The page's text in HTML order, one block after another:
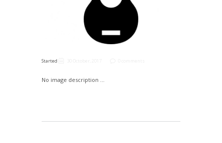
Started
No image description ...